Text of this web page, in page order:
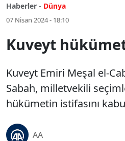
Haberler - Dünya
07 Nisan 2024 - 18:10
Kuveyt
Kuveyt Emiri Meşal el-
Sabah, milletvekili
hükümetin istifasını
AA